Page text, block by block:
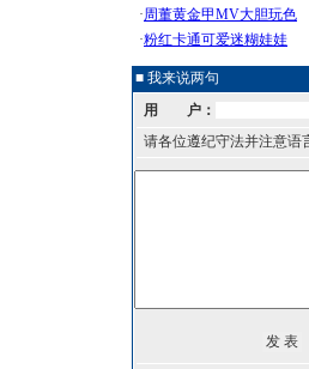
■ 我来说两句
用 户：
请各位遵纪守法并注意语